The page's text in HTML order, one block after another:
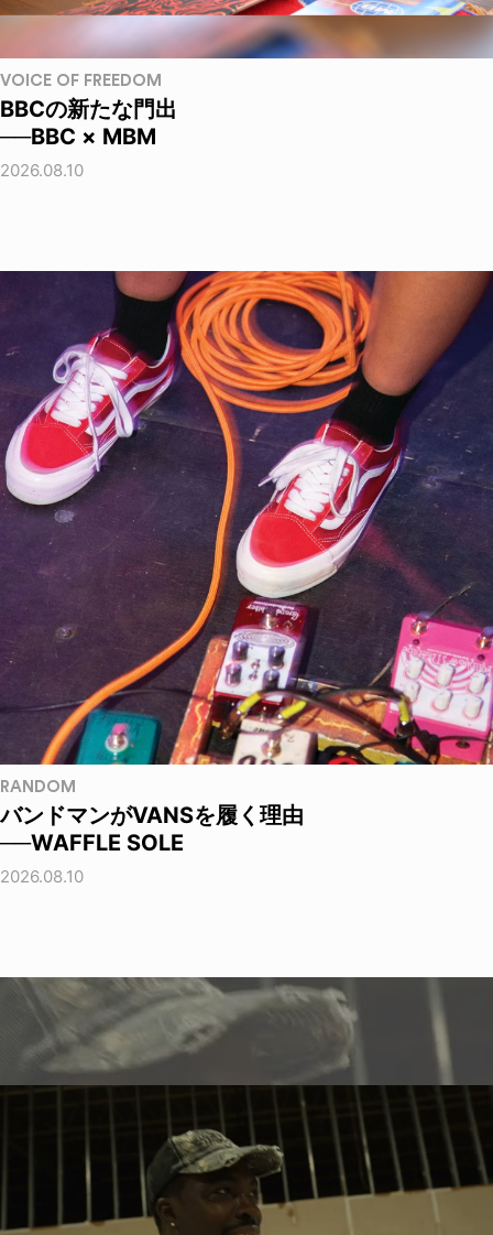
VOICE OF FREEDOM
BBCの新たな門出
──BBC × MBM
2026.08.10
RANDOM
バンドマンがVANSを履く理由
──WAFFLE SOLE
2026.08.10